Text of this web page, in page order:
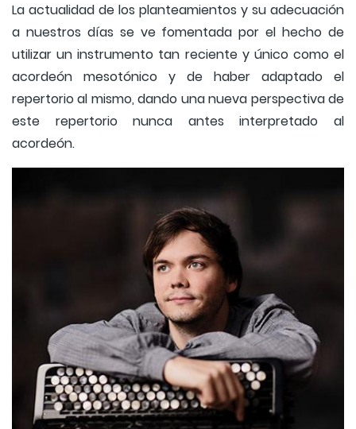
La actualidad de los planteamientos y su adecuación
a nuestros días se ve fomentada por el hecho de
utilizar un instrumento tan reciente y único como el
acordeón mesotónico y de haber adaptado el
repertorio al mismo, dando una nueva perspectiva de
este repertorio nunca antes interpretado al
acordeón.